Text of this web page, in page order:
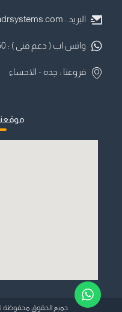
البريد :
واتس اب ( دعم فنى ) : ⁦058 124 8450⁩⁩
فروعنا : جده - الاحساء
جميع الحقوق محفوظة